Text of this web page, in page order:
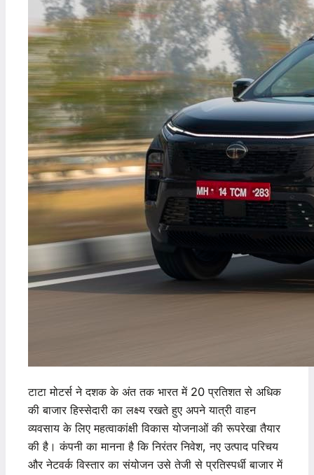
टाटा मोटर्स ने दशक के अंत तक भारत में 20 प्रतिशत से अधिक
की बाजार हिस्सेदारी का लक्ष्य रखते हुए अपने यात्री वाहन
व्यवसाय के लिए महत्वाकांक्षी विकास योजनाओं की रूपरेखा तैयार
की है। कंपनी का मानना ​​है कि निरंतर निवेश, नए उत्पाद परिचय
और नेटवर्क विस्तार का संयोजन उसे तेजी से प्रतिस्पर्धी बाजार में